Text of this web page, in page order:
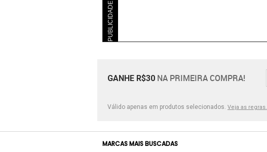
PUBLICIDADE
GANHE R$30 NA PRIMEIRA COMPRA!
Válido apenas em produtos selecionados. Veja as regras.
MARCAS MAIS BUSCADAS